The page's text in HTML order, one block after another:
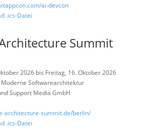
ai-devcon
.ics-Datei
Summit
2026 bis Freitag, 16. Oktober 2026
Moderne Softwarearchitektur
Support Media GmbH
architecture-summit.de/berlin/
.ics-Datei